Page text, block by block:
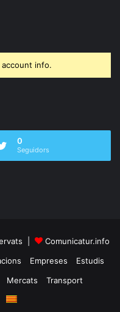
info.
0
Seguidors
|
Comunicatur.info
Empreses
Estudis
Mercats
Transport